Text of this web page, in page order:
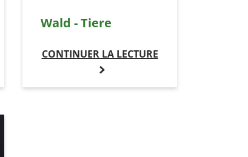
Wald - Tiere
CONTINUER LA LECTURE